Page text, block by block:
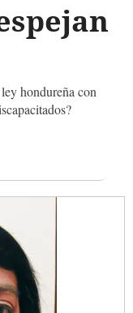
hondureña con